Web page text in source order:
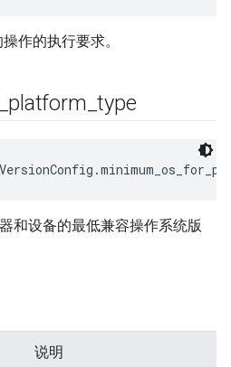
作的执行要求。
platform _type
和设备的最低兼容操作系统版
说明